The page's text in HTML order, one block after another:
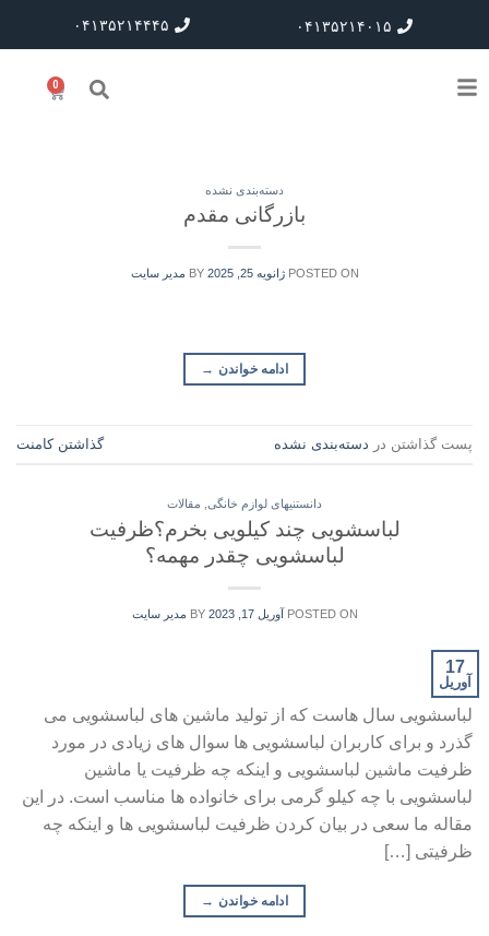
۰۴۱۳۵۲۱۴۰۱۵ ۰۴۱۳۵۲۱۴۴۴۵
0
دسته‌بندی نشده
بازرگانی مقدم
POSTED ON ژانویه 25, 2025 BY مدیر سایت
ادامه خواندن →
پست گذاشتن در دسته‌بندی نشده گذاشتن کامنت
دانستنیهای لوازم خانگی, مقالات
لباسشویی چند کیلویی بخرم؟ظرفیت
لباسشویی چقدر مهمه؟
POSTED ON آوریل 17, 2023 BY مدیر سایت
17
آوریل
لباسشویی سال هاست که از تولید ماشین های لباسشویی می
گذرد و برای کاربران لباسشویی ها سوال های زیادی در مورد
ظرفیت ماشین لباسشویی و اینکه چه ظرفیت یا ماشین
لباسشویی با چه کیلو گرمی برای خانواده ها مناسب است. در این
مقاله ما سعی در بیان کردن ظرفیت لباسشویی ها و اینکه چه
ظرفیتی […]
ادامه خواندن →